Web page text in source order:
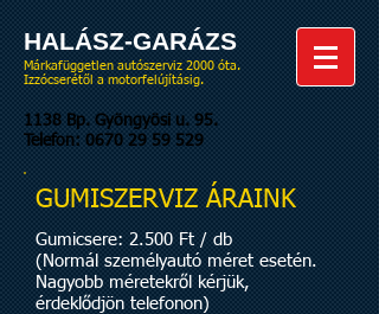
HALÁSZ-GARÁZS
Márkafüggetlen autószerviz 2000 óta.
Izzócserétől a motorfelújításig.
1138 Bp. Gyöngyösi u. 95.
Telefon: 0670 29 59 529
GUMISZERVIZ ÁRAINK
Gumicsere: 2.500 Ft / db
(Normál személyautó méret esetén.
Nagyobb méretekről kérjük,
érdeklődjön telefonon)